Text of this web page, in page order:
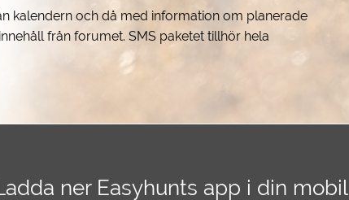
kalendern och då med information om planerade
från forumet. SMS paketet tillhör hela
ner Easyhunts app i din mobil